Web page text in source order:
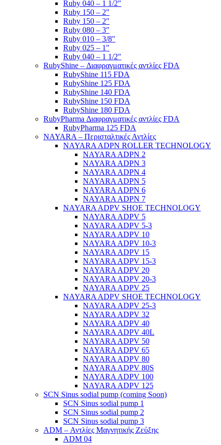
Ruby 040 – 1 1/2″
Ruby 150 – 2″
Ruby 150 – 2″
Ruby 080 – 3″
Ruby 010 – 3/8″
Ruby 025 – 1″
Ruby 040 – 1 1/2″
RubyShine – Διαφραγματικές αντλίες FDA
RubyShine 115 FDA
RubyShine 125 FDA
RubyShine 140 FDA
RubyShine 150 FDA
RubyShine 180 FDA
RubyPharma Διαφραγματικές αντλίες FDA
RubyPharma 125 FDA
NAYARA – Περισταλτικές Αντλίες
NAYARA ADPN ROLLER TECHNOLOGY
NAYARA ADPN 2
NAYARA ADPN 3
NAYARA ADPN 4
NAYARA ADPN 5
NAYARA ADPN 6
NAYARA ADPN 7
NAYARA ADPV SHOE TECHNOLOGY
NAYARA ADPV 5
NAYARA ADPV 5-3
NAYARA ADPV 10
NAYARA ADPV 10-3
NAYARA ADPV 15
NAYARA ADPV 15-3
NAYARA ADPV 20
NAYARA ADPV 20-3
NAYARA ADPV 25
NAYARA ADPV SHOE TECHNOLOGY
NAYARA ADPV 25-3
NAYARA ADPV 32
NAYARA ADPV 40
NAYARA ADPV 40L
NAYARA ADPV 50
NAYARA ADPV 65
NAYARA ADPV 80
NAYARA ADPV 80S
NAYARA ADPV 100
NAYARA ADPV 125
SCN Sinus sodial pump (coming Soon)
SCN Sinus sodial pump 1
SCN Sinus sodial pump 2
SCN Sinus sodial pump 3
ADM – Αντλίες Μαγνητικής Ζεύξης
ADM 04